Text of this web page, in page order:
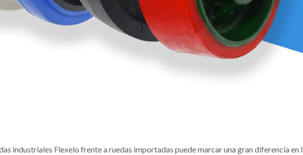
industriales Flexelo frente a ruedas importadas puede marcar una gran diferencia en